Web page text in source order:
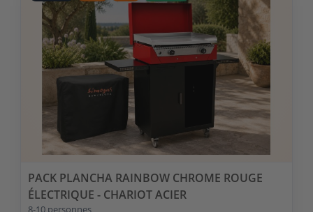
PACK PLANCHA RAINBOW CHROME ROUGE
ÉLECTRIQUE - CHARIOT ACIER
8-10 personnes